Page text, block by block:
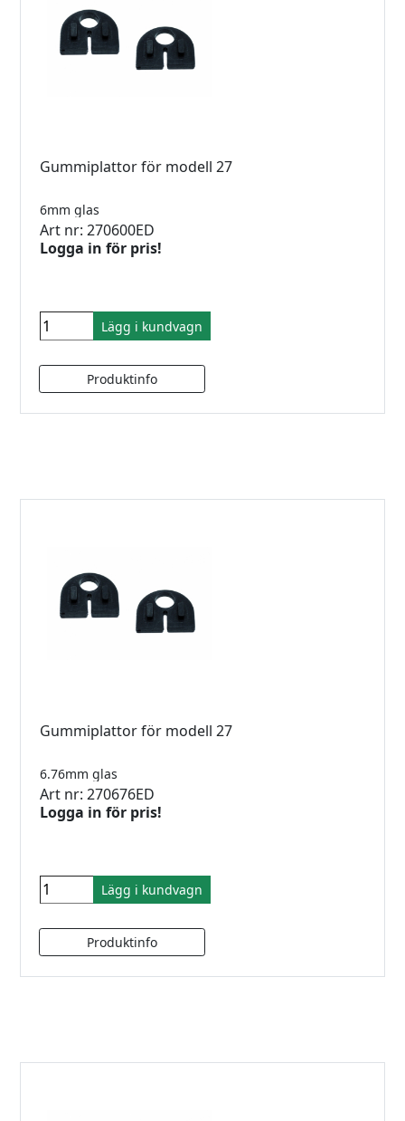
Gummiplattor för modell 27
6mm glas
Art nr: 270600ED
Logga in för pris!
Lägg i kundvagn
Gummiplattor för modell 27
6.76mm glas
Art nr: 270676ED
Logga in för pris!
Lägg i kundvagn